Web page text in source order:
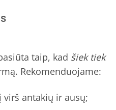
taip, kad šiek tiek
Rekomenduojame:
antakių ir ausų;